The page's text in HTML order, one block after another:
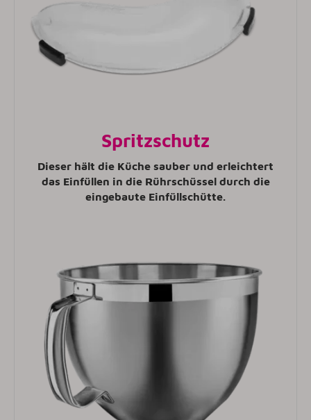
Spritzschutz
Dieser hält die Küche sauber und erleichtert
das Einfüllen in die Rührschüssel durch die
eingebaute Einfüllschütte.